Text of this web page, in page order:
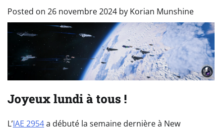
Posted on 26 novembre 2024 by Korian Munshine
Joyeux lundi à tous !
L’IAE 2954a débuté la semaine dernière à New